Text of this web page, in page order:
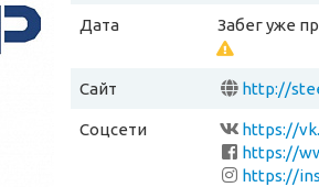
Дата Забег уже
Сайт http://
Соцсети
https://
https://
https://